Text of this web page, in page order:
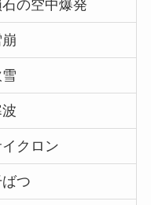
石の空中爆発
クロン
つ